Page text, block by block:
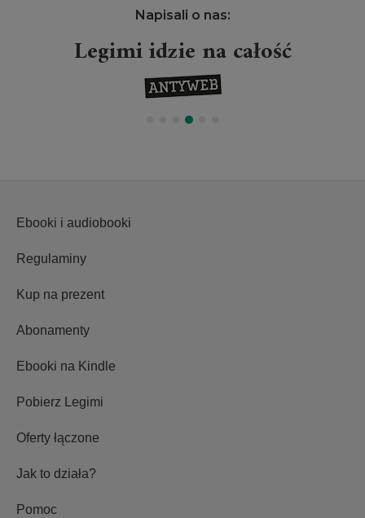
Napisali o nas:
Legimi idzie na całość
Ebooki i audiobooki
Regulaminy
Kup na prezent
Abonamenty
Ebooki na Kindle
Pobierz Legimi
Oferty łączone
Jak to działa?
Pomoc